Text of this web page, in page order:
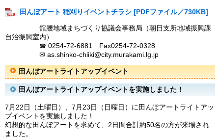
田んぼアート 稲刈りイベントチラシ [PDFファイル／730KB]
舘腰地域まちづくり協議会事務局（朝日支所地域振興課
自治振興室内）
☎ 0254-72-6881 Fax0254-72-0328
✉ as.shinko-chiiki@city.murakami.lg.jp
田んぼアートライトアップイベント
田んぼアートライトアップイベントを実施しました！
7月22日（土曜日）、7月23日（日曜日）に田んぼアートライトアッ
プイベントを実施しました！
幻想的な田んぼアートを求めて、2日間合計約50名の方が来場され
ました。